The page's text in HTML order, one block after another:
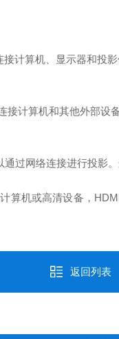
算机、显示器和投
算机和其他外部设
网络连接进行投影。
机或高清设备，
返回列表